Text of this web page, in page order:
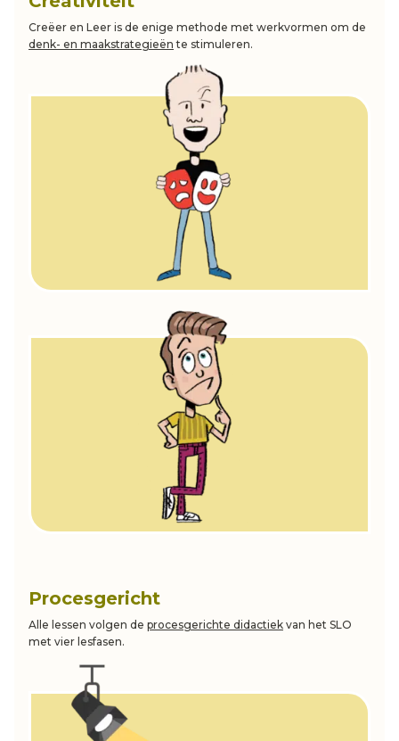
Creëer en Leer is de enige methode met werkvormen om de
denk- en maakstrategieën te stimuleren.
Procesgericht
Alle lessen volgen de procesgerichte didactiek van het SLO
met vier lesfasen.